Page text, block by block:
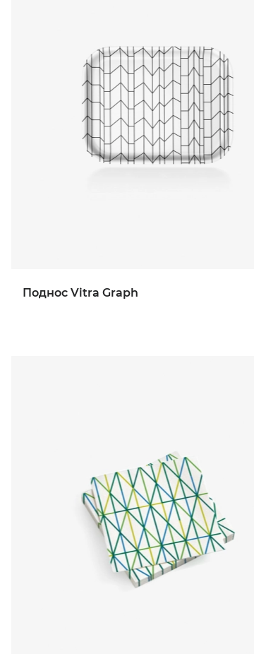
Поднос Vitra Graph